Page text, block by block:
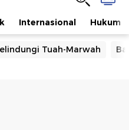
Internasional Hukum
Tuah-Marwah